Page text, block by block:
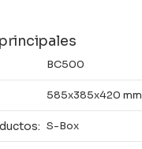
BC500
585x385x420 mm
S-Box